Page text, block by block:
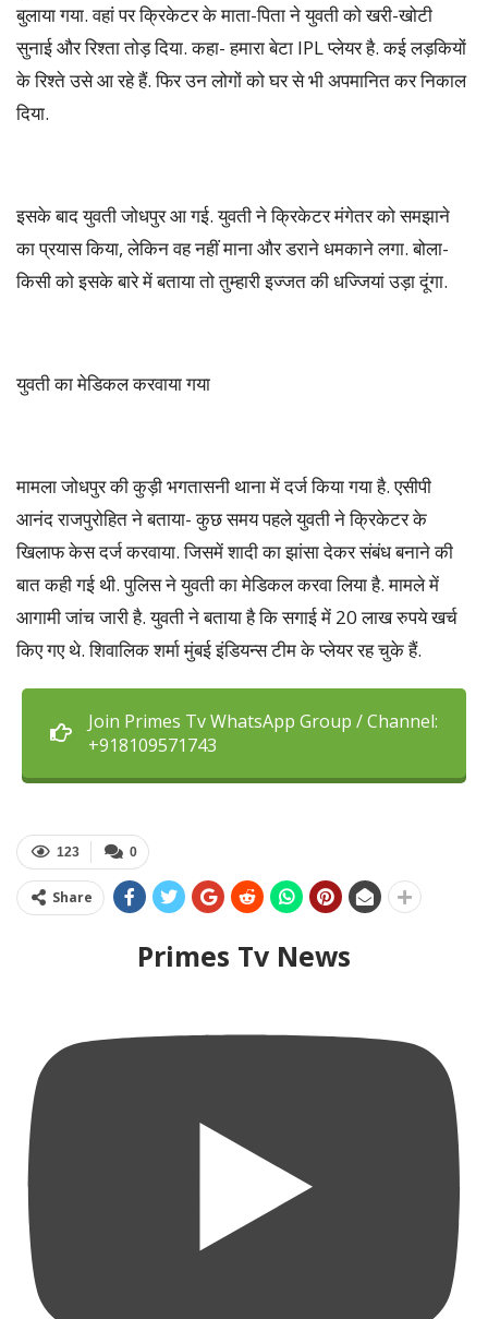
बुलाया गया. वहां पर क्रिकेटर के माता-पिता ने युवती को खरी-खोटी
सुनाई और रिश्ता तोड़ दिया. कहा- हमारा बेटा IPL प्लेयर है. कई लड़कियों
के रिश्ते उसे आ रहे हैं. फिर उन लोगों को घर से भी अपमानित कर निकाल
दिया.
इसके बाद युवती जोधपुर आ गई. युवती ने क्रिकेटर मंगेतर को समझाने
का प्रयास किया, लेकिन वह नहीं माना और डराने धमकाने लगा. बोला-
किसी को इसके बारे में बताया तो तुम्हारी इज्जत की धज्जियां उड़ा दूंगा.
युवती का मेडिकल करवाया गया
मामला जोधपुर की कुड़ी भगतासनी थाना में दर्ज किया गया है. एसीपी
आनंद राजपुरोहित ने बताया- कुछ समय पहले युवती ने क्रिकेटर के
खिलाफ केस दर्ज करवाया. जिसमें शादी का झांसा देकर संबंध बनाने की
बात कही गई थी. पुलिस ने युवती का मेडिकल करवा लिया है. मामले में
आगामी जांच जारी है. युवती ने बताया है कि सगाई में 20 लाख रुपये खर्च
किए गए थे. शिवालिक शर्मा मुंबई इंडियन्स टीम के प्लेयर रह चुके हैं.
Join Primes Tv WhatsApp Group / Channel:
+918109571743
0
123
Share
Primes Tv News